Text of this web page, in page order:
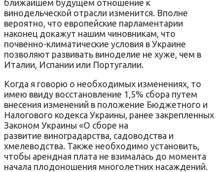
ближайшем будущем отношение к
винодельческой отрасли изменится. Вполне
вероятно, что европейские парламентарии
наконец докажут нашим чиновникам, что
почвенно-климатические условия в Украине
позволяют развивать виноделие не хуже, чем в
Италии, Испании или Португалии.
Когда я говорю о необходимых изменениях, то
имею ввиду восстановление 1,5% сбора путем
внесения изменений в положение Бюджетного и
Налогового кодекса Украины, ранее закрепленных
Законом Украины «О сборе на
развитие виноградарства, садоводства и
хмелеводства. Также необходимо установить,
чтобы арендная плата не взималась до момента
начала плодоношения многолетних насаждений.